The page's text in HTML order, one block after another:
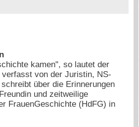
kamen", so lautet der
von der Juristin, NS-
über die Erinnerungen
und zeitweilige
FrauenGeschichte (HdFG) in